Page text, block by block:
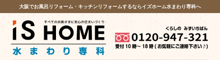
大阪でお風呂リフォーム・キッチンリフォームするならイズホーム水まわり専科へ